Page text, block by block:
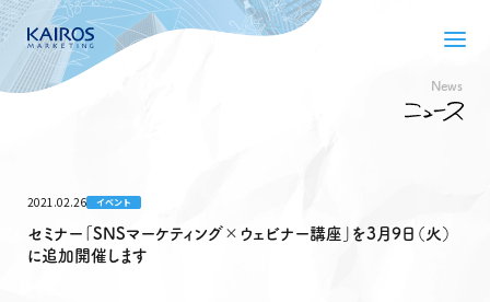
News
2021.02.26 イベント
セミナー「SNSマーケティング×ウェビナー講座」を3月9日（火）
に追加開催します